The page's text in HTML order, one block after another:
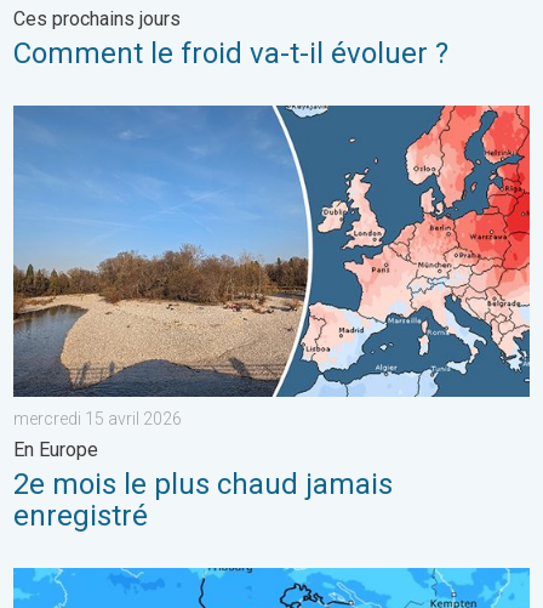
Ces prochains jours
Comment le froid va-t-il évoluer ?
2e mois le plus chaud jamais enregistré. En Europe. . .
mercredi 15 avril 2026
En Europe
2e mois le plus chaud jamais
enregistré
Temps perturbé ces prochaines 48 heures. Conditions